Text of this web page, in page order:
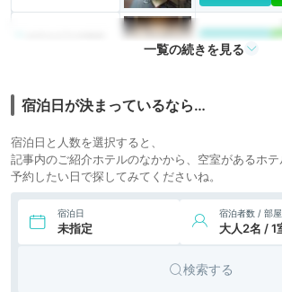
icotto
ン仙台
8.仙台ワシントンホテ
ル
9.ダイワロイネットホ
テル仙台一番町
PREMIER
icotto
一覧の続きを見る
宿泊日が決まっているなら…
宿泊日と人数を選択すると、
記事内のご紹介ホテルのなかから、空室があるホテ
予約したい日で探してみてくださいね。
宿泊日
未指定
宿泊者数 / 部
大人2名 / 1
検索する